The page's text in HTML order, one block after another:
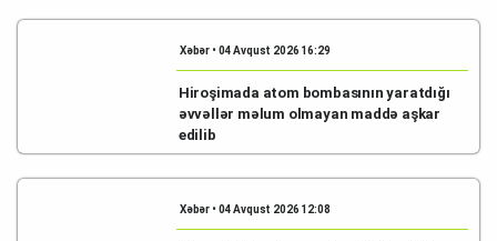
Xəbər • 04 Avqust 2026 16:29
Hiroşimada atom bombasının yaratdığı
əvvəllər məlum olmayan maddə aşkar
edilib
Xəbər • 04 Avqust 2026 12:08